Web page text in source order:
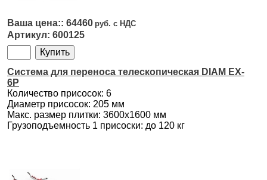
64460
600125
Система для переноса телескопическая DIAM EX-
6P
Количество присосок: 6
Диаметр присосок: 205 мм
Макс. размер плитки: 3600x1600 мм
Грузоподъемность 1 присоски: до 120 кг